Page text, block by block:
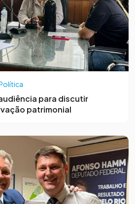
para discutir
patrimonial